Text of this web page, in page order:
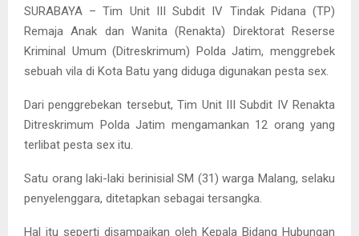
SURABAYA – Tim Unit III Subdit IV Tindak Pidana (TP)
Remaja Anak dan Wanita (Renakta) Direktorat Reserse
Kriminal Umum (Ditreskrimum) Polda Jatim, menggrebek
sebuah vila di Kota Batu yang diduga digunakan pesta sex.
Dari penggrebekan tersebut, Tim Unit III Subdit IV Renakta
Ditreskrimum Polda Jatim mengamankan 12 orang yang
terlibat pesta sex itu.
Satu orang laki-laki berinisial SM (31) warga Malang, selaku
penyelenggara, ditetapkan sebagai tersangka.
Hal itu seperti disampaikan oleh Kepala Bidang Hubungan